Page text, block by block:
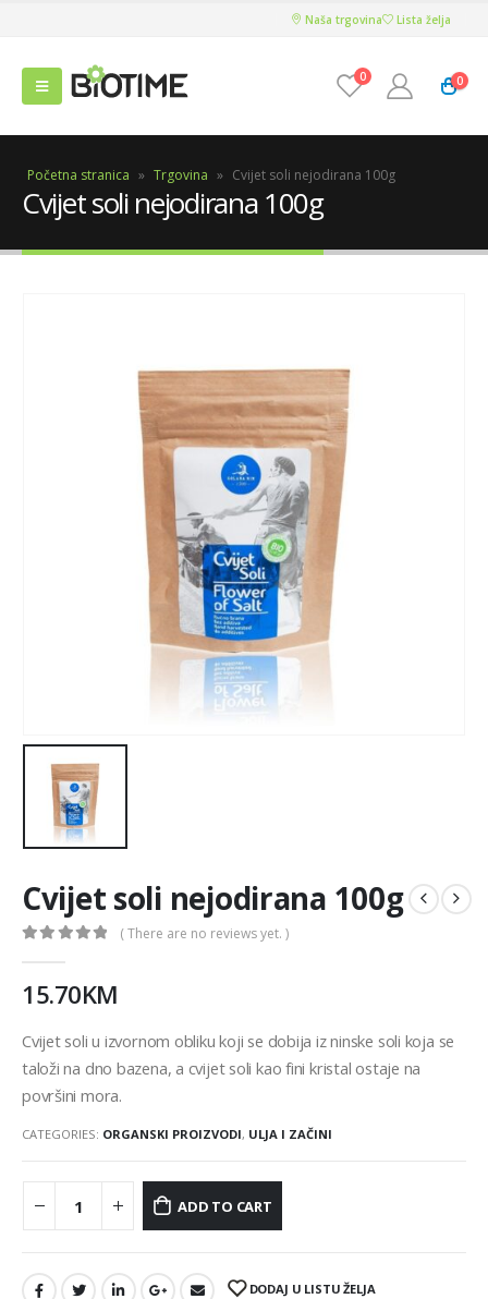
Naša trgovina Lista želja
0 0
Početna stranica » Trgovina » Cvijet soli nejodirana 100g
Cvijet soli nejodirana 100g
Cvijet soli nejodirana 100g
( There are no reviews yet. )
15.70KM
Cvijet soli u izvornom obliku koji se dobija iz ninske soli koja se
taloži na dno bazena, a cvijet soli kao fini kristal ostaje na
površini mora.
CATEGORIES: ORGANSKI PROIZVODI, ULJA I ZAČINI
ADD TO CART
DODAJ U LISTU ŽELJA